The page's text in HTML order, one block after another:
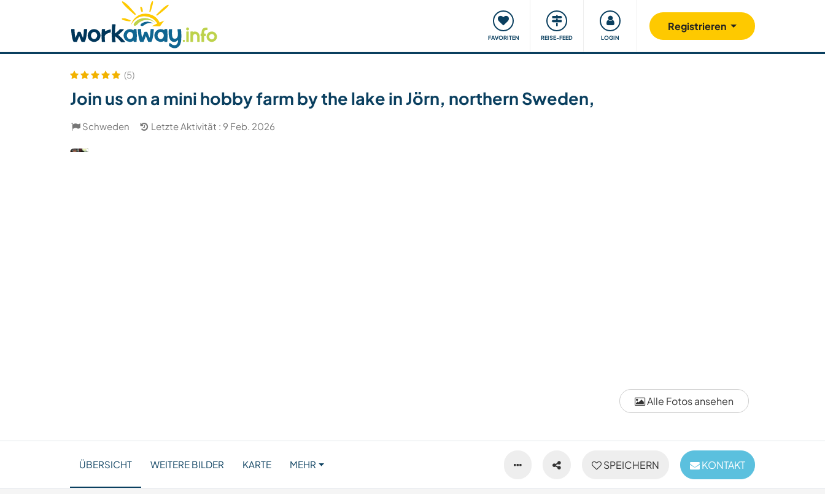
FAVORITEN REISE-FEED LOGIN
Registrieren
Host finden Reisepartner finden Reisen & Lernen Unsere Community Gutes tun
Sicherheit
Alle Fotos ansehen
(5)
Join us on a mini hobby farm by the lake in Jörn, northern Sweden,
Schweden Letzte Aktivität : 9 Feb. 2026
SPEICHERN KONTAKT
ÜBERSICHT WEITERE BILDER KARTE MEHR